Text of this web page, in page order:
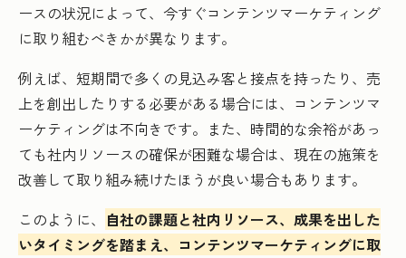
ースの状況によって、今すぐコンテンツマーケティング
に取り組むべきかが異なります。
例えば、短期間で多くの見込み客と接点を持ったり、売
上を創出したりする必要がある場合には、コンテンツマ
ーケティングは不向きです。また、時間的な余裕があっ
ても社内リソースの確保が困難な場合は、現在の施策を
改善して取り組み続けたほうが良い場合もあります。
このように、 自社の課題と社内リソース、成果を出した
いタイミングを踏まえ、コンテンツマーケティングに取